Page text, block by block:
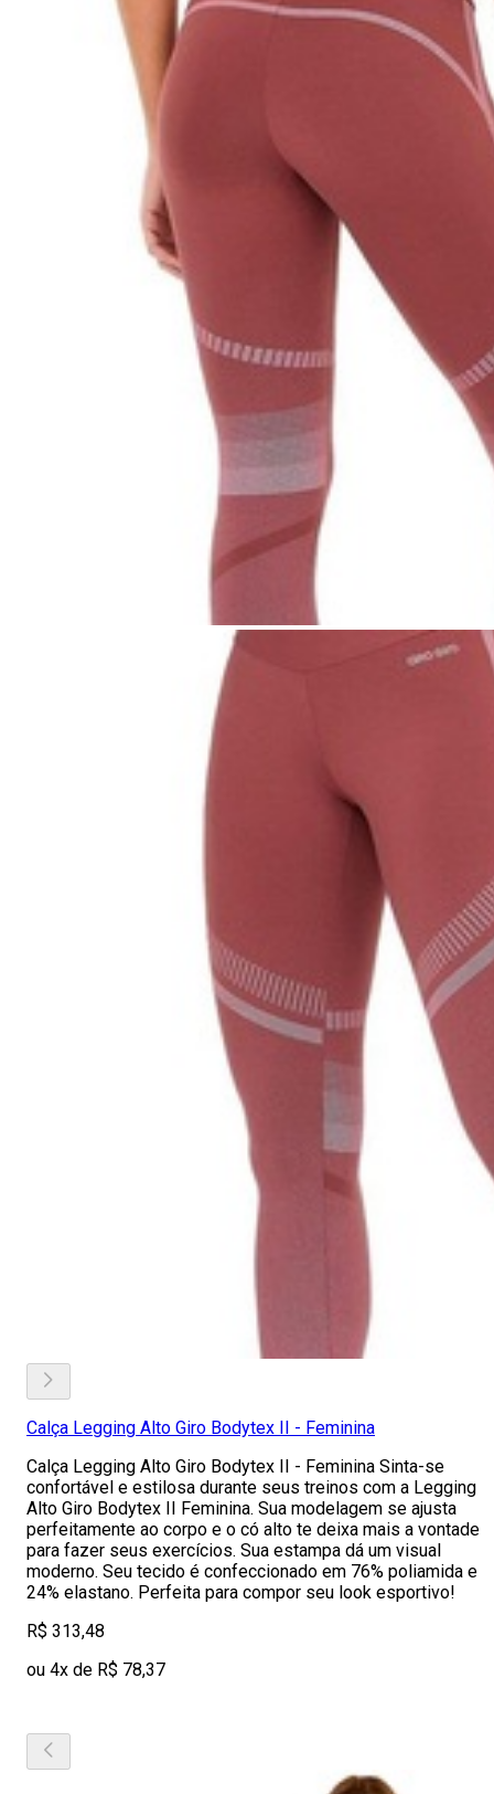
Calça Legging Alto Giro Bodytex II - Feminina
Calça Legging Alto Giro Bodytex II - Feminina Sinta-se
confortável e estilosa durante seus treinos com a Legging
Alto Giro Bodytex II Feminina. Sua modelagem se ajusta
perfeitamente ao corpo e o có alto te deixa mais a vontade
para fazer seus exercícios. Sua estampa dá um visual
moderno. Seu tecido é confeccionado em 76% poliamida e
24% elastano. Perfeita para compor seu look esportivo!
R$ 313,48
ou 4x de R$ 78,37